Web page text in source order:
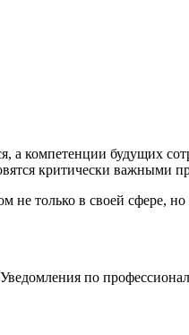
а компетенции будущих
критически важными
не только в своей сфере,
по